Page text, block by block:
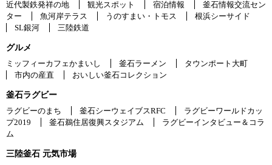
近代製鉄発祥の地
観光スポット 宿泊情報
釜石情報交流セン
ター
魚河岸テラス うのすまい・トモス
根浜シーサイド
SL銀河
三陸鉄道
グルメ
ミッフィーカフェかまいし
釜石ラーメン
タウンポート大町
市内の産直
おいしい釜石コレクション
釜石ラグビー
ラグビーのまち
釜石シーウェイブスRFC
ラグビーワールドカッ
プ2019
釜石鵜住居復興スタジアム
ラグビーインタビュー＆コラ
ム
三陸釜石 元気市場